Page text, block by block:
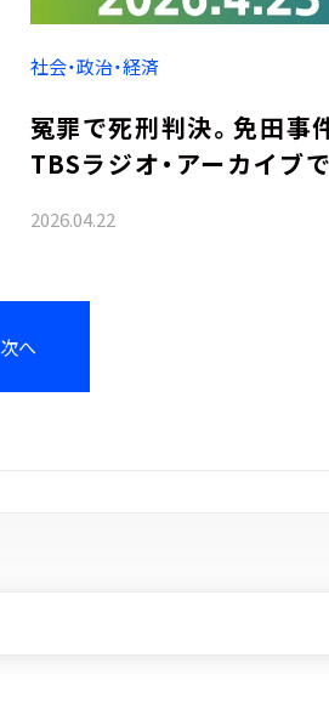
社会・政治・経済
冤罪で死刑判決。免田事
TBSラジオ・アーカイブ
2026.04.22
次へ